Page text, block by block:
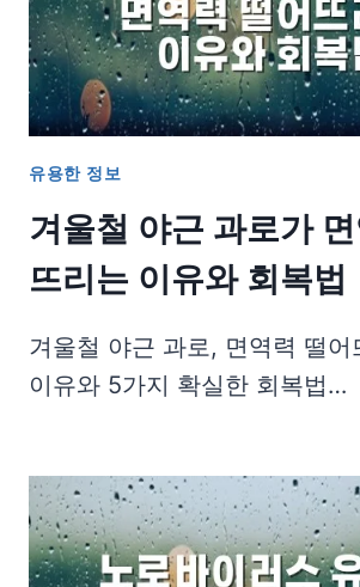
유용한 정보
겨울철 야근 과로가
뜨리는 이유와 회복법
겨울철 야근 과로, 면역력 떨어
이유와 5가지 확실한 회복법…